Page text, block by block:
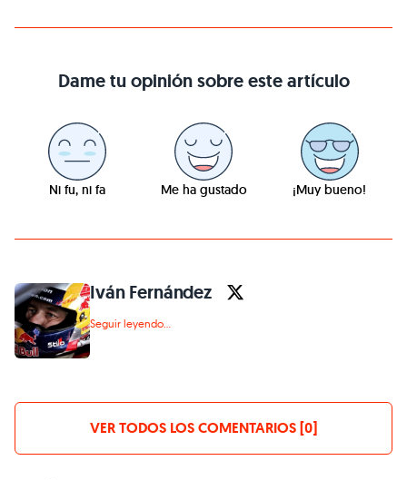
Dame tu opinión sobre este artículo
Ni fu, ni fa Me ha gustado ¡Muy bueno!
Iván Fernández
Seguir leyendo...
VER TODOS LOS COMENTARIOS [0]